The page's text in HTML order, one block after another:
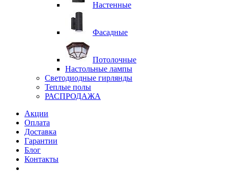
Настенные
Фасадные
Потолочные
Настольные лампы
Светодиодные гирлянды
Теплые полы
РАСПРОДАЖА
Акции
Оплата
Доставка
Гарантии
Блог
Контакты